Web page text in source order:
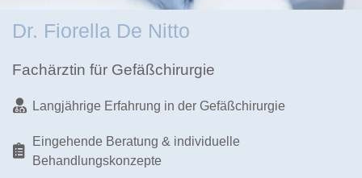
Dr. Fiorella De Nitto
Fachärztin für Gefäßchirurgie
Langjährige Erfahrung in der Gefäßchirurgie
Eingehende Beratung & individuelle
Behandlungskonzepte